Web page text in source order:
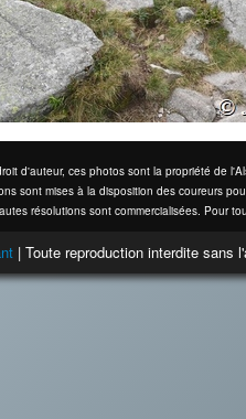
d'auteur, ces photos sont la propriété de
sont mises à la disposition des coureurs
résolutions sont commercialisées. Pour
| Toute reproduction interdite sans